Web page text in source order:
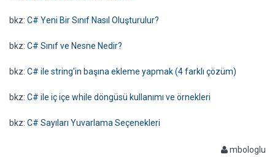
bkz: C# Yeni Bir Sınıf Nasıl Oluşturulur?
bkz: C# Sınıf ve Nesne Nedir?
bkz: C# ile string'in başına ekleme yapmak (4 farklı çözüm)
bkz: C# ile iç içe while döngüsü kullanımı ve örnekleri
bkz: C# Sayıları Yuvarlama Seçenekleri
mbologlu